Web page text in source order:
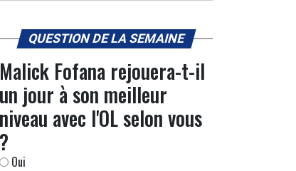
QUESTION DE LA SEMAINE
Malick Fofana rejouera-t-il
un jour à son meilleur
niveau avec l'OL selon vous
?
Oui